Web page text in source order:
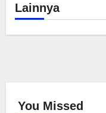
Lainnya
You Missed